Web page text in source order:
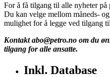
For å få tilgang til alle nyheter på
Du kan velge mellom måneds-
mulighet for å legge ved tilgang
Kontakt abo@petro.no om du
tilgang for alle ansatte.
Inkl. Database